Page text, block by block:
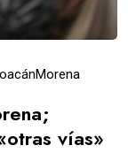
Morena
vías»